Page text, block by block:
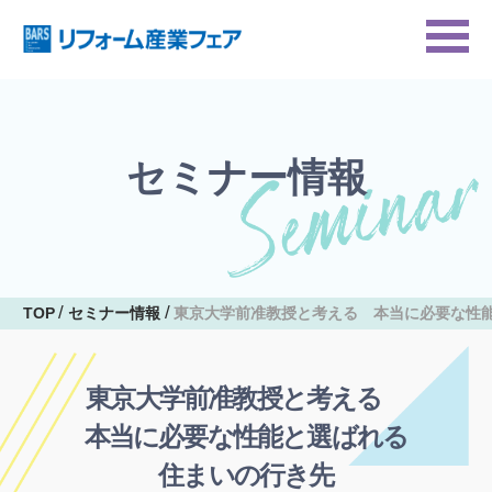
セミナー情報
TOP セミナー情報 東京大学前准教授と考える 本当に必要な性
東京大学前准教授と考える
本当に必要な性能と選ばれる
住まいの行き先